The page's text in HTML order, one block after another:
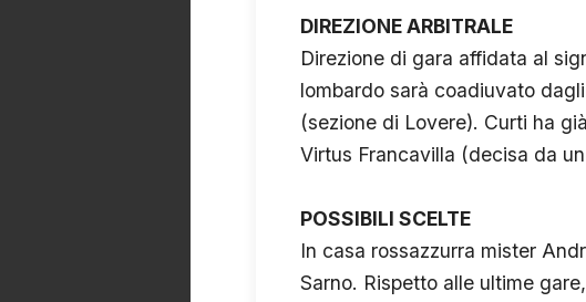
DIREZIONE ARBITRALE
Direzione di gara affidata al
lombardo sarà coadiuvato
(sezione di Lovere). Curti ha
Virtus Francavilla (decisa da
POSSIBILI SCELTE
In casa rossazzurra mister
Sarno. Rispetto alle ultime